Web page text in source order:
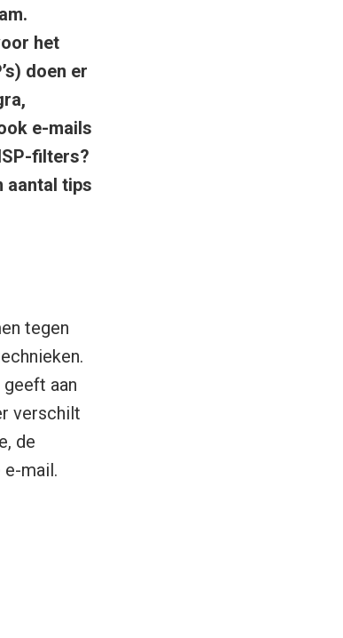
het
doen er
e-mails
filters?
aantal tips
tegen
aan
verschilt
de
mail.